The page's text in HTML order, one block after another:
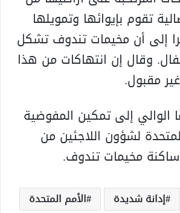
تقوم بإيوائها وتمويلها
إلى أن مخيمات تندوف تشكل
وقال إن انتهاكات من هذا
مقبول.
الوالي إلى تمكين المفوضية
لشؤون اللاجئين من
مخيمات تندوف.
إدانة شديدة
الأمم المتحدة